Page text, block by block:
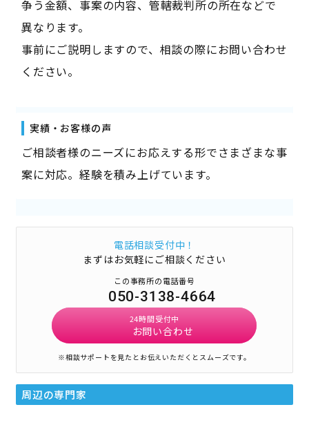
争う金額、事案の内容、管轄裁判所の所在などで
異なります。
事前にご説明しますので、相談の際にお問い合わせ
ください。
実績・お客様の声
ご相談者様のニーズにお応えする形でさまざまな事
案に対応。経験を積み上げています。
電話相談受付中！
まずはお気軽にご相談ください
この事務所の電話番号
050-3138-4664
24時間受付中
お問い合わせ
※相談サポートを見たとお伝えいただくとスムーズです。
周辺の専門家